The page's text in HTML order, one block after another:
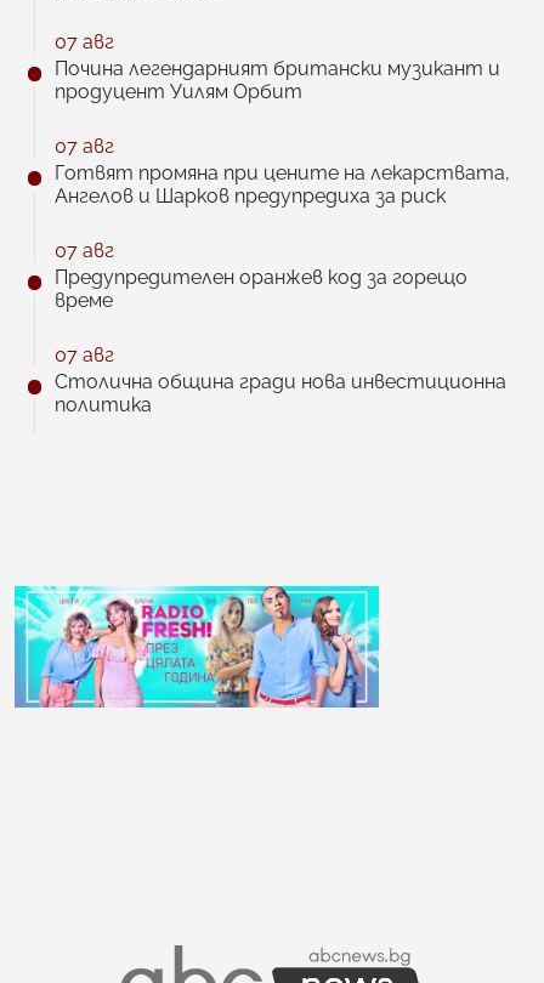
07 авг
Почина легендарният британски музикант и
продуцент Уилям Орбит
07 авг
Готвят промяна при цените на лекарствата,
Ангелов и Шарков предупредиха за риск
07 авг
Предупредителен оранжев код за горещо
време
07 авг
Столична община гради нова инвестиционна
политика